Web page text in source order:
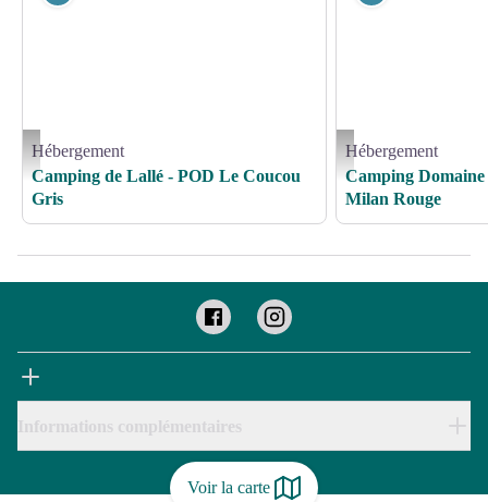
Voir la carte
le-coucou-gris - Camping de Lallé
Hébergement
Camping de Lallé - POD Le Coucou
Gris
le-milan-rouge - Camping
Hébergement
Camping
Milan Rouge
Informations complémentaires